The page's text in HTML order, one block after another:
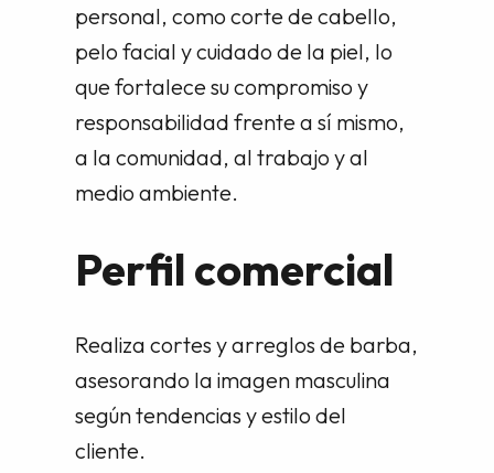
personal, como corte de cabello,
pelo facial y cuidado de la piel, lo
que fortalece su compromiso y
responsabilidad frente a sí mismo,
a la comunidad, al trabajo y al
medio ambiente.
Perfil comercial
Realiza cortes y arreglos de barba,
asesorando la imagen masculina
según tendencias y estilo del
cliente.